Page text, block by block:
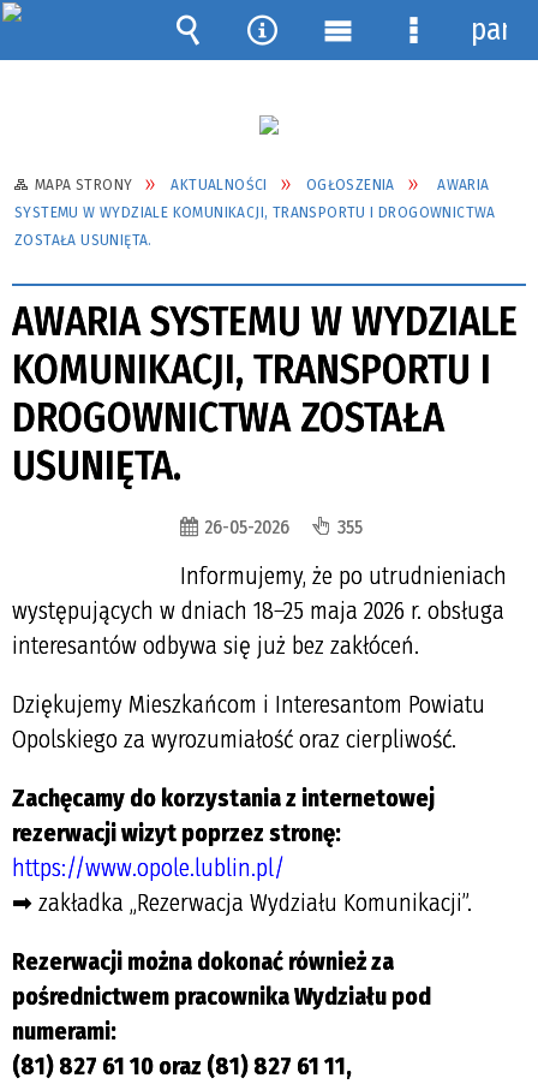
MAPA STRONY AKTUALNOŚCI OGŁOSZENIA
AWARIA
SYSTEMU W WYDZIALE KOMUNIKACJI, TRANSPORTU I DROGOWNICTWA
ZOSTAŁA USUNIĘTA.
AWARIA SYSTEMU W WYDZIALE
KOMUNIKACJI, TRANSPORTU I
DROGOWNICTWA ZOSTAŁA
USUNIĘTA.
26-05-2026 355
Informujemy, że po utrudnieniach
występujących w dniach 18–25 maja 2026 r. obsługa
interesantów odbywa się już bez zakłóceń.
Dziękujemy Mieszkańcom i Interesantom Powiatu
Opolskiego za wyrozumiałość oraz cierpliwość.
Zachęcamy do korzystania z internetowej
rezerwacji wizyt poprzez stronę:
https://www.opole.lublin.pl/
➡ zakładka „Rezerwacja Wydziału Komunikacji”.
Rezerwacji można dokonać również za
pośrednictwem pracownika Wydziału pod
numerami:
(81) 827 61 10 oraz (81) 827 61 11,
Wyszukiwarka
Narzędzia
Menu Menu
panel